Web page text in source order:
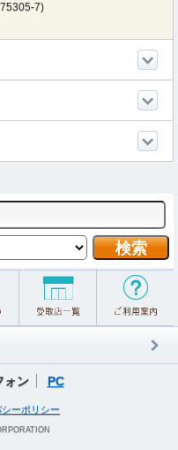
7)
ォン PC
ーポリシー